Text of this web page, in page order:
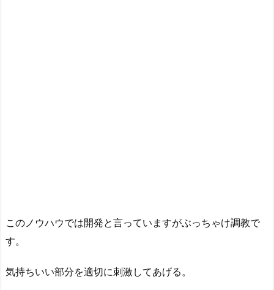
このノウハウでは開発と言っていますがぶっちゃけ調教で
す。
気持ちいい部分を適切に刺激してあげる。